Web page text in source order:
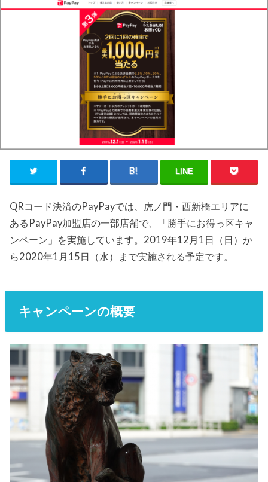
LINE
QRコード決済のPayPayでは、虎ノ門・西新橋エリアに
あるPayPay加盟店の一部店舗で、「勝手にお得っ区キャ
ンペーン」を実施しています。2019年12月1日（日）か
ら2020年1月15日（水）まで実施される予定です。
キャンペーンの概要